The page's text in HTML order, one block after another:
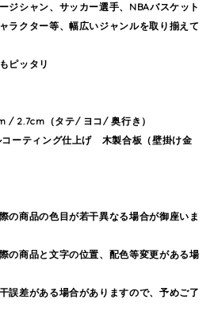
ジシャン、サッカー選手、NBAバスケット
ラクター等、幅広いジャンルを取り揃えて
ピッタリ
2.7cm（タテ/ ヨコ/ 奥行き）
ーティング仕上げ 木製合板（壁掛け金
の商品の色目が若干異なる場合が御座いま
の商品と文字の位置、配色等変更がある場
誤差がある場合がありますので、予めご了